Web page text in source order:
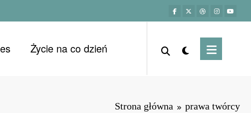
Życie na co dzień
Strona główna prawa twórcy